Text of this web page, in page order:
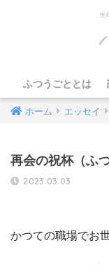
ふつうごととは
ホーム エッセイ
再会の祝杯（ふ
2023.03.03
かつての職場でお